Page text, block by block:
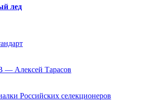
лед
— Алексей Тарасов
Российских селекционеров